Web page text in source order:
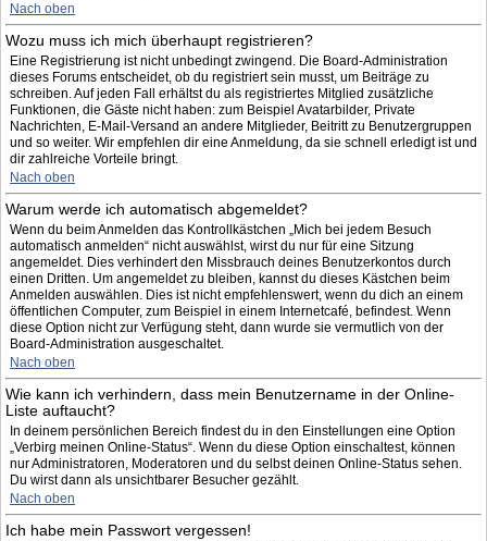
Nach oben
Wozu muss ich mich überhaupt registrieren?
Eine Registrierung ist nicht unbedingt zwingend. Die Board-Administration
dieses Forums entscheidet, ob du registriert sein musst, um Beiträge zu
schreiben. Auf jeden Fall erhältst du als registriertes Mitglied zusätzliche
Funktionen, die Gäste nicht haben: zum Beispiel Avatarbilder, Private
Nachrichten, E-Mail-Versand an andere Mitglieder, Beitritt zu Benutzergruppen
und so weiter. Wir empfehlen dir eine Anmeldung, da sie schnell erledigt ist und
dir zahlreiche Vorteile bringt.
Nach oben
Warum werde ich automatisch abgemeldet?
Wenn du beim Anmelden das Kontrollkästchen „Mich bei jedem Besuch
automatisch anmelden“ nicht auswählst, wirst du nur für eine Sitzung
angemeldet. Dies verhindert den Missbrauch deines Benutzerkontos durch
einen Dritten. Um angemeldet zu bleiben, kannst du dieses Kästchen beim
Anmelden auswählen. Dies ist nicht empfehlenswert, wenn du dich an einem
öffentlichen Computer, zum Beispiel in einem Internetcafé, befindest. Wenn
diese Option nicht zur Verfügung steht, dann wurde sie vermutlich von der
Board-Administration ausgeschaltet.
Nach oben
Wie kann ich verhindern, dass mein Benutzername in der Online-
Liste auftaucht?
In deinem persönlichen Bereich findest du in den Einstellungen eine Option
„Verbirg meinen Online-Status“. Wenn du diese Option einschaltest, können
nur Administratoren, Moderatoren und du selbst deinen Online-Status sehen.
Du wirst dann als unsichtbarer Besucher gezählt.
Nach oben
Ich habe mein Passwort vergessen!